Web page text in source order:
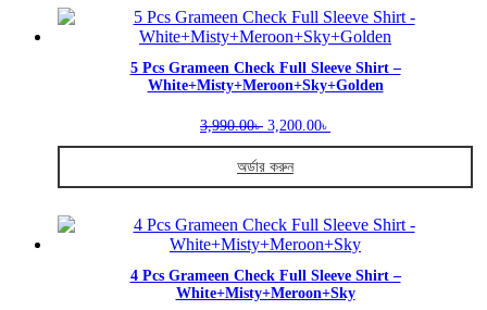
5 Pcs Grameen Check Full Sleeve Shirt –
White+Misty+Meroon+Sky+Golden
3,990.00৳ Original
price
was:
3,990.00৳ .
3,200.00৳
price
3,200.00৳ .
অর্ডার করুন
product
has
multiple
variants.
The
4 Pcs Grameen Check Full Sleeve Shirt –
White+Misty+Meroon+Sky